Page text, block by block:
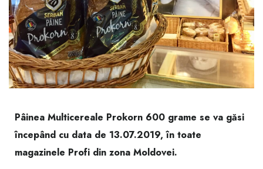
Pâinea Multicereale Prokorn 600 grame se va găsi
începând cu data de 13.07.2019, în toate
magazinele Profi din zona Moldovei.